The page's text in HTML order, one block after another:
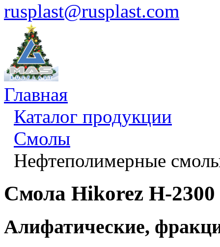
rusplast@rusplast.com
Главная
Каталог продукции
Смолы
Нефтеполимерные
Смола Hikorez H-2300
Алифатические,